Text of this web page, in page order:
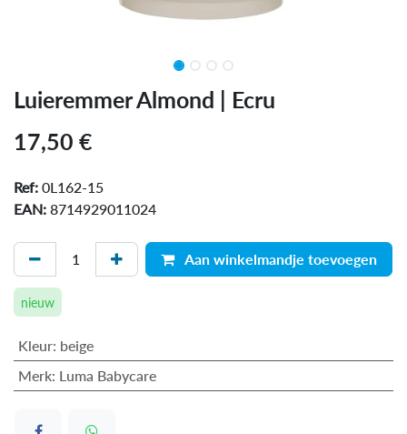
Luieremmer Almond | Ecru
17,50 €
Ref: 0L162-15
EAN: 8714929011024
Aan winkelmandje toevoegen
nieuw
Kleur: beige
Merk: Luma Babycare